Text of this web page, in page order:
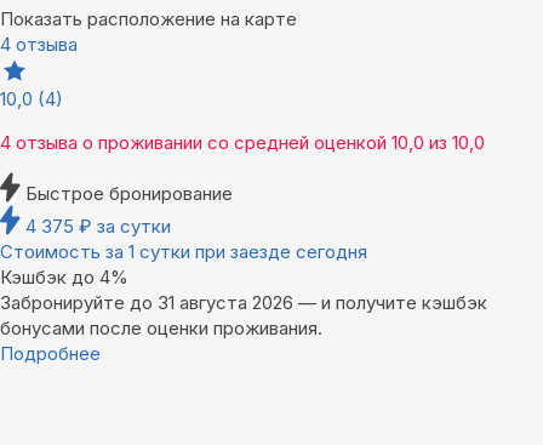
Показать расположение на карте
4 отзыва
10,0 (4)
4 отзыва о проживании со средней оценкой 10,0 из 10,0
Быстрое бронирование
4 375 ₽ за сутки
Стоимость за 1 сутки при заезде сегодня
Кэшбэк до 4%
Забронируйте до 31 августа 2026 — и получите кэшбэк
бонусами после оценки проживания.
Подробнее